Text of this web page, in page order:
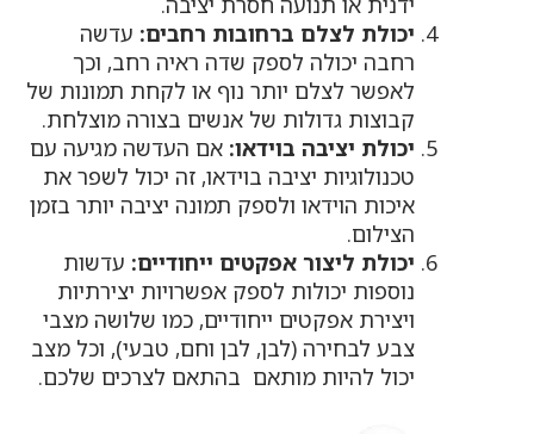
יכולת לצלם ברחובות רחבים: עדשה
רחבה יכולה לספק שדה ראיה רחב, וכך
לאפשר לצלם יותר נוף או לקחת תמונות של
קבוצות גדולות של אנשים בצורה מוצלחת.
יכולת יציבה בוידאו: אם העדשה מגיעה עם
טכנולוגיות יציבה בוידאו, זה יכול לשפר את
איכות הוידאו ולספק תמונה יציבה יותר בזמן
הצילום.
יכולת ליצור אפקטים ייחודיים: עדשות
נוספות יכולות לספק אפשרויות יצירתיות
ויצירת אפקטים ייחודיים, כמו שלושה מצבי
צבע לבחירה (לבן, לבן וחם, טבעי), וכל מצב
יכול להיות מותאם בהתאם לצרכים שלכם.